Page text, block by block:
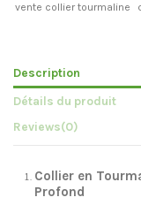
vente collier tourmaline
Description
Détails du produit
Reviews(0)
Collier en
Profond